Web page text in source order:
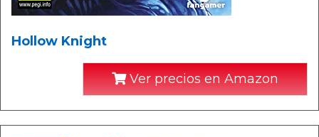
Hollow Knight
Ver precios en Amazon